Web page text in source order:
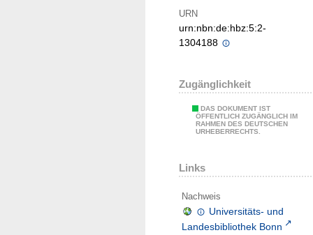
URN
urn:nbn:de:hbz:5:2-
1304188
Zugänglichkeit
DAS DOKUMENT IST
ÖFFENTLICH ZUGÄNGLICH IM
RAHMEN DES DEUTSCHEN
URHEBERRECHTS.
Links
Nachweis
Universitäts- und
Landesbibliothek Bonn